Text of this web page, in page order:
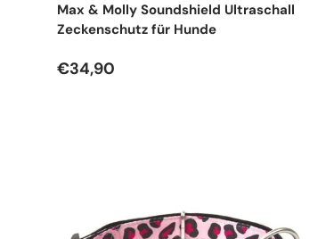
Max & Molly Soundshield Ultraschall
Zeckenschutz für Hunde
Normaler Preis
€34,90